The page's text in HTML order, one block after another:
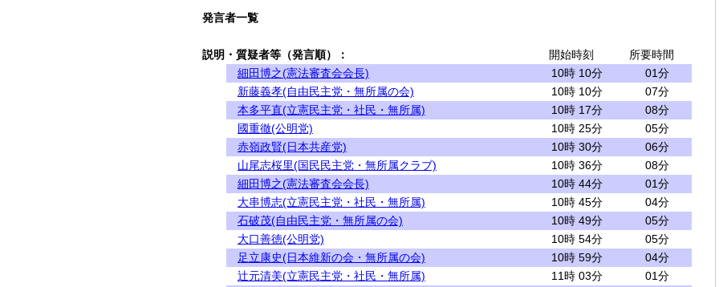
発言者一覧
説明・質疑者等（発言順）： 開始時刻
所要時間
細田博之(憲法審査会会長)
10時 10分
01分
新藤義孝(自由民主党・無所属の会)
10時 10分
07分
本多平直(立憲民主党・社民・無所属)
10時 17分
08分
國重徹(公明党)
10時 25分
05分
赤嶺政賢(日本共産党)
10時 30分
06分
山尾志桜里(国民民主党・無所属クラブ)
10時 36分
08分
細田博之(憲法審査会会長)
10時 44分
01分
大串博志(立憲民主党・社民・無所属)
10時 45分
04分
石破茂(自由民主党・無所属の会)
10時 49分
05分
大口善徳(公明党)
10時 54分
05分
足立康史(日本維新の会・無所属の会)
10時 59分
04分
辻元清美(立憲民主党・社民・無所属)
11時 03分
01分